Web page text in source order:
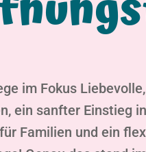
im Fokus
ein sanfter Einstieg
Familien und ein